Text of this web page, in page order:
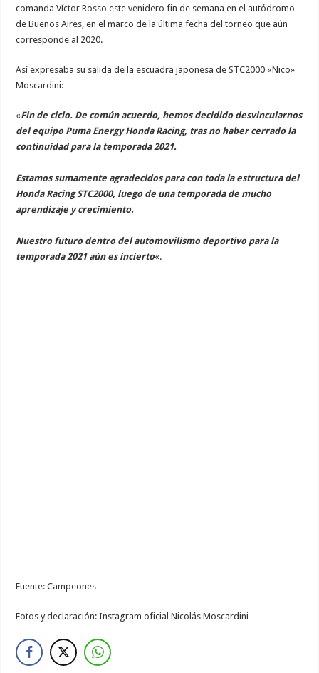
comanda Víctor Rosso este venidero fin de semana en el autódromo
de Buenos Aires, en el marco de la última fecha del torneo que aún
corresponde al 2020.
Así expresaba su salida de la escuadra japonesa de STC2000 «Nico»
Moscardini:
«Fin de ciclo. De común acuerdo, hemos decidido desvincularnos
del equipo Puma Energy Honda Racing, tras no haber cerrado la
continuidad para la temporada 2021.⁣
Estamos sumamente agradecidos para con toda la estructura del
Honda Racing STC2000, luego de una temporada de mucho
aprendizaje y crecimiento.⁣
Nuestro futuro dentro del automovilismo deportivo para la
temporada 2021 aún es incierto«.
Fuente: Campeones
Fotos y declaración: Instagram oficial Nicolás Moscardini